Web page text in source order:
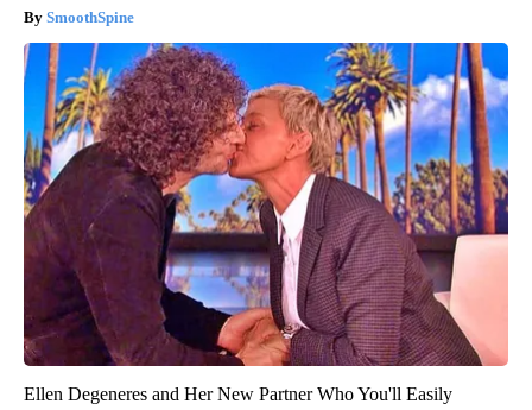
SmoothSpine
Ellen Degeneres and Her New Partner Who You'll Easily